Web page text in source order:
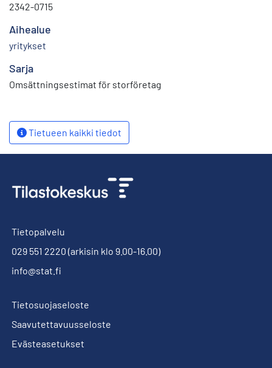
2342-0715
Aihealue
yritykset
Sarja
Omsättningsestimat för storföretag
Tietueen kaikki tiedot
Tietopalvelu
029 551 2220 (arkisin klo 9.00-16.00)
info@stat.fi
Tietosuojaseloste
Saavutettavuusseloste
Evästeasetukset